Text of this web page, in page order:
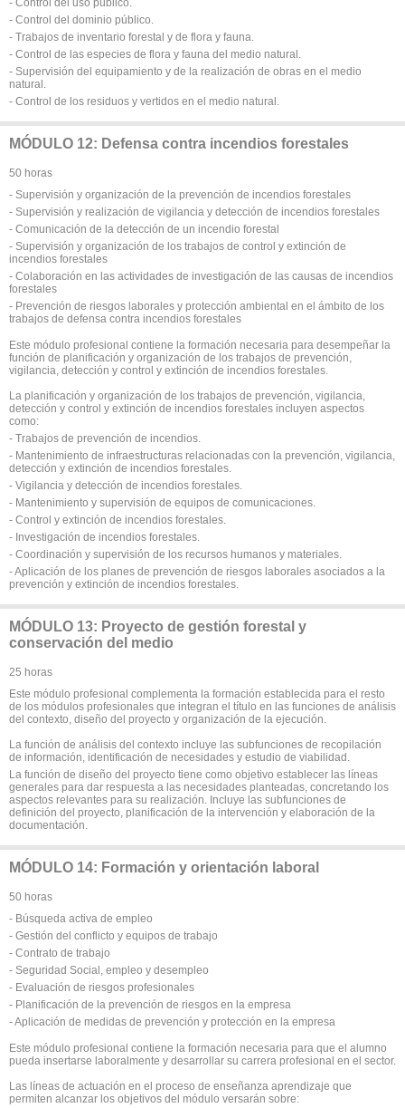
- Control del dominio público.
- Trabajos de inventario forestal y de flora y fauna.
- Control de las especies de flora y fauna del medio natural.
- Supervisión del equipamiento y de la realización de obras en el medio
natural.
- Control de los residuos y vertidos en el medio natural.
MÓDULO 12: Defensa contra incendios forestales
50 horas
- Supervisión y organización de la prevención de incendios forestales
- Supervisión y realización de vigilancia y detección de incendios forestales
- Comunicación de la detección de un incendio forestal
- Supervisión y organización de los trabajos de control y extinción de
incendios forestales
- Colaboración en las actividades de investigación de las causas de incendios
forestales
- Prevención de riesgos laborales y protección ambiental en el ámbito de los
trabajos de defensa contra incendios forestales
Este módulo profesional contiene la formación necesaria para desempeñar la
función de planificación y organización de los trabajos de prevención,
vigilancia, detección y control y extinción de incendios forestales.
La planificación y organización de los trabajos de prevención, vigilancia,
detección y control y extinción de incendios forestales incluyen aspectos
como:
- Trabajos de prevención de incendios.
- Mantenimiento de infraestructuras relacionadas con la prevención, vigilancia,
detección y extinción de incendios forestales.
- Vigilancia y detección de incendios forestales.
- Mantenimiento y supervisión de equipos de comunicaciones.
- Control y extinción de incendios forestales.
- Investigación de incendios forestales.
- Coordinación y supervisión de los recursos humanos y materiales.
- Aplicación de los planes de prevención de riesgos laborales asociados a la
prevención y extinción de incendios forestales.
MÓDULO 13: Proyecto de gestión forestal y
conservación del medio
25 horas
Este módulo profesional complementa la formación establecida para el resto
de los módulos profesionales que integran el título en las funciones de análisis
del contexto, diseño del proyecto y organización de la ejecución.
La función de análisis del contexto incluye las subfunciones de recopilación
de información, identificación de necesidades y estudio de viabilidad.
La función de diseño del proyecto tiene como objetivo establecer las líneas
generales para dar respuesta a las necesidades planteadas, concretando los
aspectos relevantes para su realización. Incluye las subfunciones de
definición del proyecto, planificación de la intervención y elaboración de la
documentación.
MÓDULO 14: Formación y orientación laboral
50 horas
- Búsqueda activa de empleo
- Gestión del conflicto y equipos de trabajo
- Contrato de trabajo
- Seguridad Social, empleo y desempleo
- Evaluación de riesgos profesionales
- Planificación de la prevención de riesgos en la empresa
- Aplicación de medidas de prevención y protección en la empresa
Este módulo profesional contiene la formación necesaria para que el alumno
pueda insertarse laboralmente y desarrollar su carrera profesional en el sector.
Las líneas de actuación en el proceso de enseñanza aprendizaje que
permiten alcanzar los objetivos del módulo versarán sobre: